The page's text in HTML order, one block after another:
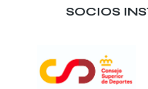
SOCIOS